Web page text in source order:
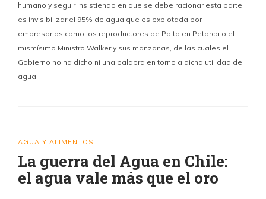
humano y seguir insistiendo en que se debe racionar esta parte
es invisibilizar el 95% de agua que es explotada por
empresarios como los reproductores de Palta en Petorca o el
mismísimo Ministro Walker y sus manzanas, de las cuales el
Gobierno no ha dicho ni una palabra en torno a dicha utilidad del
agua.
AGUA Y ALIMENTOS
La guerra del Agua en Chile:
el agua vale más que el oro